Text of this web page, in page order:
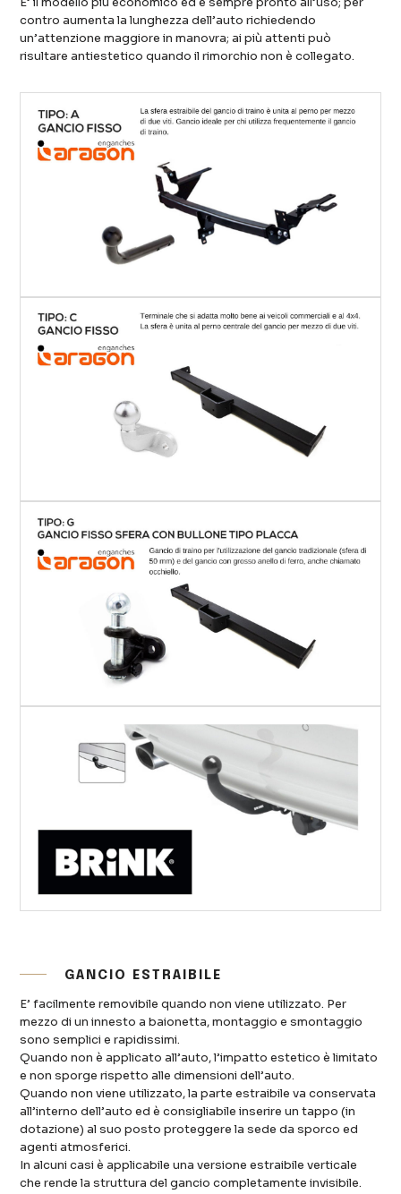
contro aumenta la lunghezza dell’auto richiedendo
un’attenzione maggiore in manovra; ai più attenti può
risultare antiestetico quando il rimorchio non è collegato.
GANCIO ESTRAIBILE
E’ facilmente removibile quando non viene utilizzato. Per
mezzo di un innesto a baionetta, montaggio e smontaggio
sono semplici e rapidissimi.
Quando non è applicato all’auto, l’impatto estetico è limitato
e non sporge rispetto alle dimensioni dell’auto.
Quando non viene utilizzato, la parte estraibile va conservata
all’interno dell’auto ed è consigliabile inserire un tappo (in
dotazione) al suo posto proteggere la sede da sporco ed
agenti atmosferici.
In alcuni casi è applicabile una versione estraibile verticale
che rende la struttura del gancio completamente invisibile.